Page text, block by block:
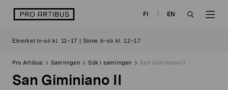
logo FI
EN
Elverket ti–sö kl. 11–17 | Sinne ti–sö kl. 12–17
Pro Artibus Samlingen Sök i samlingen San Giminiano II
San Giminiano II